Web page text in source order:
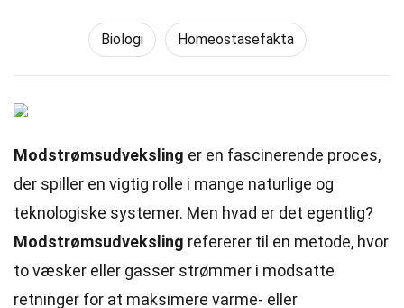
Biologi Homeostasefakta
Modstrømsudveksling er en fascinerende proces,
der spiller en vigtig rolle i mange naturlige og
teknologiske systemer. Men hvad er det egentlig?
Modstrømsudveksling refererer til en metode, hvor
to væsker eller gasser strømmer i modsatte
retninger for at maksimere varme- eller